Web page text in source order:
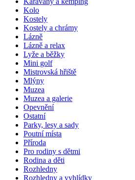
Kolo
Kostely
Kostely a chrámy
Lázně
Lázně a relax
Lyže a běžky
Mini golf
Mistrovská hřiště
Mlýny
Muzea
Muzea a galerie
Opevnění
Ostatní
Parky, lesy a sady
Poutní místa
Příroda
Pro rodiny s dětmi
Rodina a děti
Rozhledny
Rozhledny a vyhlídky